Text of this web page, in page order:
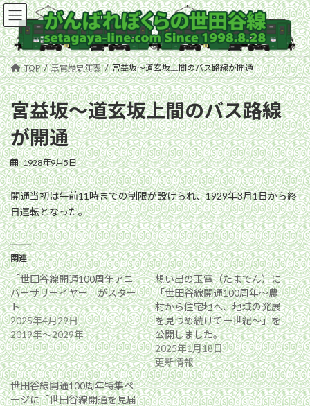
コ
ン
テ
ン
ツ
へ
ス
キ
ッ
プ
ナ
ビ
ゲ
ー
シ
ョ
ン
に
移
動
TOP 玉電歴史年表 宮益坂〜道玄坂上間のバス路線が開通
宮益坂〜道玄坂上間のバス路線
が開通
1928年9月5日
開通当初は午前11時までの制限が設けられ、1929年3月1日から終
日運転となった。
関連
「世田谷線開通100周年アニ
バーサリーイヤー」がスター
ト
2025年4月29日
2019年〜2029年
想い出の玉電（たまでん）に
「世田谷線開通100周年〜農
村から住宅地へ、地域の発展
を見つめ続けて一世紀〜」を
公開しました。
2025年1月18日
更新情報
世田谷線開通100周年特集ペ
ージに「世田谷線開通を見届